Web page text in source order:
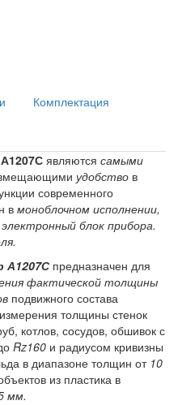
Комплектация
являются самыми
удобство в
современного
в моноблочном исполнении,
блок прибора.
А1207С предназначен для
фактической толщины
подвижного состава
толщины стенок
котлов, сосудов, обшивок с
Rz160 и радиусом кривизны
в диапазоне толщин от 10
из пластика в
мм.